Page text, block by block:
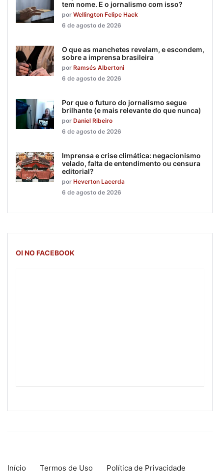
tem nome. E o jornalismo com isso?
por Wellington Felipe Hack
6 de agosto de 2026
O que as manchetes revelam, e escondem,
sobre a imprensa brasileira
por Ramsés Albertoni
6 de agosto de 2026
Por que o futuro do jornalismo segue
brilhante (e mais relevante do que nunca)
por Daniel Ribeiro
6 de agosto de 2026
Imprensa e crise climática: negacionismo
velado, falta de entendimento ou censura
editorial?
por Heverton Lacerda
6 de agosto de 2026
OI NO FACEBOOK
Início Termos de Uso Política de Privacidade